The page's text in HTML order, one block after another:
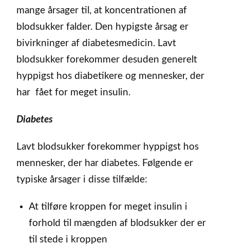
mange årsager til, at koncentrationen af
blodsukker falder. Den hypigste årsag er
bivirkninger af diabetesmedicin. Lavt
blodsukker forekommer desuden generelt
hyppigst hos diabetikere og mennesker, der
har fået for meget insulin.
Diabetes
Lavt blodsukker forekommer hyppigst hos
mennesker, der har diabetes. Følgende er
typiske årsager i disse tilfælde:
At tilføre kroppen for meget insulin i
forhold til mængden af blodsukker der er
til stede i kroppen